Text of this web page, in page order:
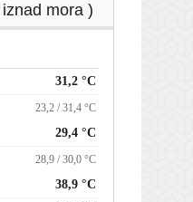
mora )
31,2 °C
23,2 / 31,4 °C
29,4 °C
28,9 / 30,0 °C
38,9 °C